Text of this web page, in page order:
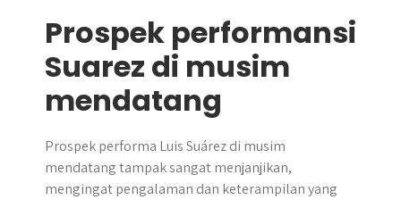
Prospek performansi
Suarez di musim
mendatang
Prospek performa Luis Suárez di musim
mendatang tampak sangat menjanjikan,
mengingat pengalaman dan keterampilan yang